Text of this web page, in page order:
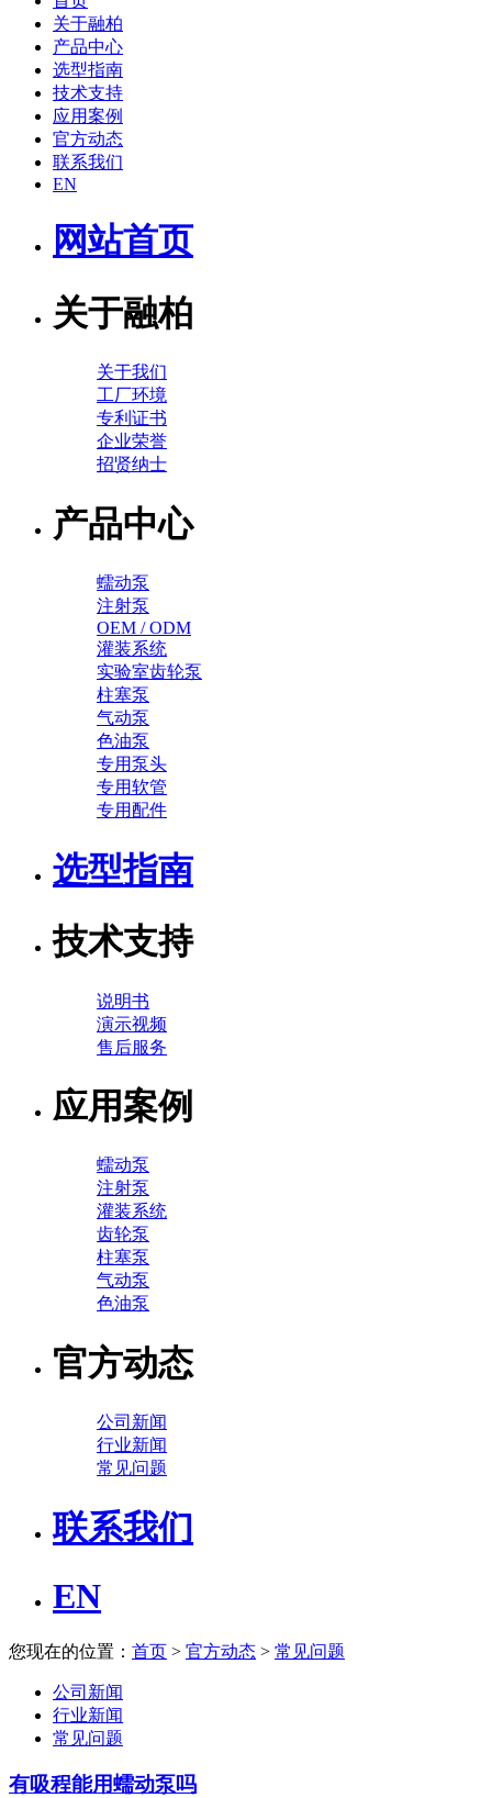
关于融柏
产品中心
选型指南
技术支持
应用案例
官方动态
联系我们
EN
网站首页
关于融柏
关于我们
工厂环境
专利证书
企业荣誉
招贤纳士
产品中心
蠕动泵
注射泵
OEM / ODM
灌装系统
实验室齿轮泵
柱塞泵
气动泵
色油泵
专用泵头
专用软管
专用配件
选型指南
技术支持
说明书
演示视频
售后服务
应用案例
蠕动泵
注射泵
灌装系统
齿轮泵
柱塞泵
气动泵
色油泵
官方动态
公司新闻
行业新闻
常见问题
联系我们
EN
您现在的位置： 首页 > 官方动态 > 常见问题
公司新闻
行业新闻
常见问题
有吸程能用蠕动泵吗